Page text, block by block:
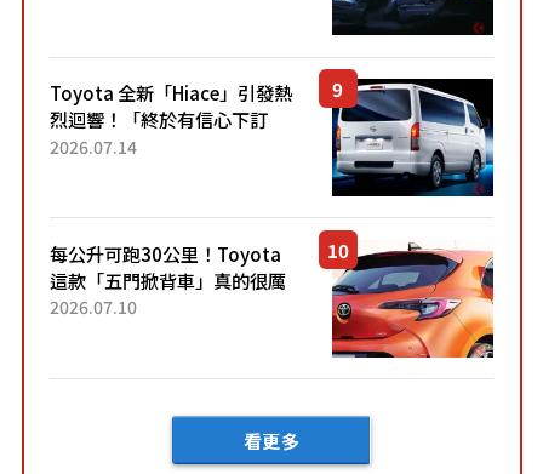
「三...
Toyota 全新「Hiace」引發熱
烈迴響！「終於有信心下訂
了！」「哪個等級交車最
車？...
2026.07.14
每公升可跑30公里！Toyota
這款「五門掀背車」真的很厲
害！ 擁有全長4.3公尺的「剛剛
2026.07.10
看更多